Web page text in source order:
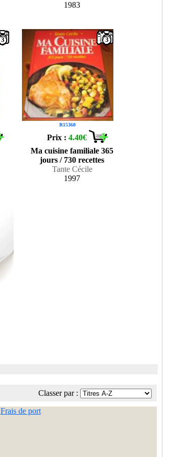
1983
3
R15360
3
Prix :4.40€
Ma cuisine familiale 365
jours / 730 recettes
Tante Cécile
1997
Classer par :
Frais de port